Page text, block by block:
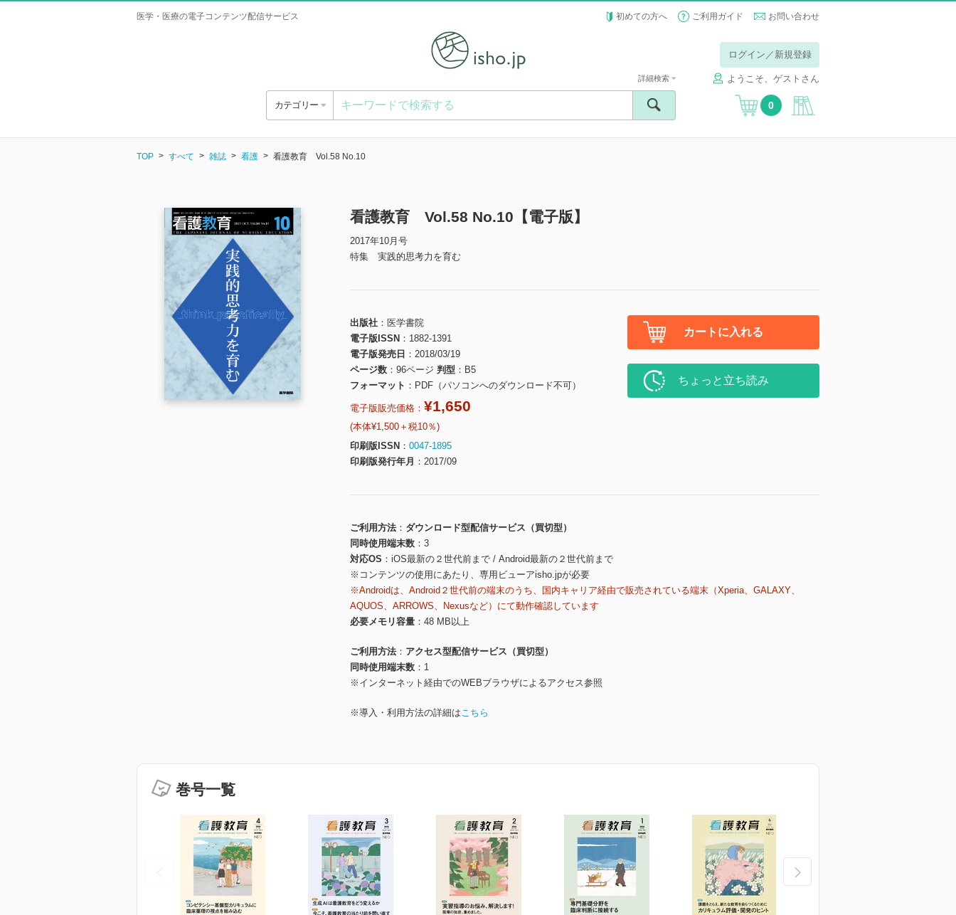
医学・医療の電子コンテンツ配信サービス 初めての方へ ご利用ガイド お問い合わせ
ログイン／新規登録
ようこそ、ゲストさん
カテゴリー
詳細検索
0
TOP すべて 雑誌 看護 看護教育 Vol.58 No.10
看護教育 Vol.58 No.10【電子版】
2017年10月号
特集 実践的思考力を育む
出版社
医学書院
電子版ISSN
1882-1391
電子版発売日
2018/03/19
ページ数
96ページ 判型
B5
フォーマット
PDF（パソコンへのダウンロード不可）
電子版販売価格： ¥1,650
(本体¥1,500＋税10％)
印刷版ISSN
0047-1895
印刷版発行年月
2017/09
カートに入れる
ちょっと立ち読み
ご利用方法
ダウンロード型配信サービス（買切型）
同時使用端末数
3
対応OS
iOS最新の２世代前まで / Android最新の２世代前まで
※コンテンツの使用にあたり、専用ビューアisho.jpが必要
※Androidは、Android２世代前の端末のうち、国内キャリア経由で販売されている端末（Xperia、GALAXY、
AQUOS、ARROWS、Nexusなど）にて動作確認しています
必要メモリ容量
48 MB以上
ご利用方法
アクセス型配信サービス（買切型）
同時使用端末数
1
※インターネット経由でのWEBブラウザによるアクセス参照
※導入・利用方法の詳細はこちら
巻号一覧